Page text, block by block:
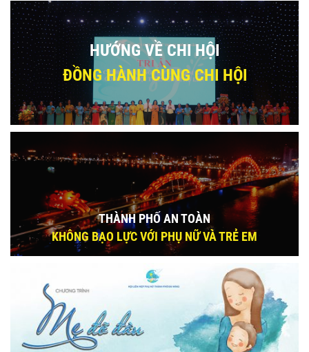
HƯỚNG VỀ CHI HỘI
ĐỒNG HÀNH CÙNG CHI HỘI
THÀNH PHỐ AN TOÀN
KHÔNG BẠO LỰC VỚI PHỤ NỮ VÀ TRẺ EM